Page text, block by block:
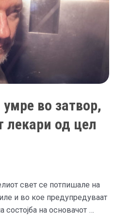
во затвор,
лекари од цел
свет се потпишале на
и во кое предупредуваат
состојба на основачот …